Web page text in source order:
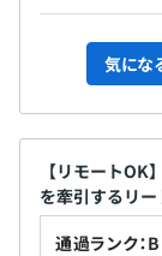
気にな
【リモートOK
を牽引するリ
通過ランク：B